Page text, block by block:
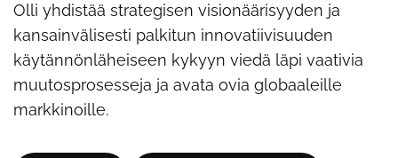
Olli yhdistää strategisen visionäärisyyden ja
kansainvälisesti palkitun innovatiivisuuden
käytännönläheiseen kykyyn viedä läpi vaativia
muutosprosesseja ja avata ovia globaaleille
markkinoille.